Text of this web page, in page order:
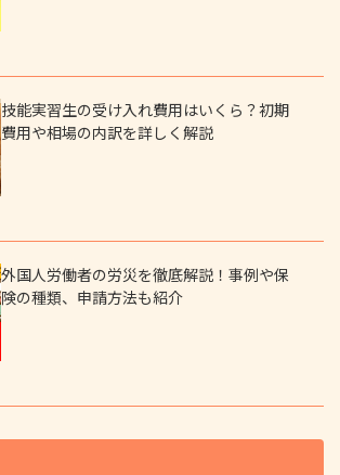
技能実習生の受け入れ費用はいくら？初期
費用や相場の内訳を詳しく解説
外国人労働者の労災を徹底解説！事例や保
険の種類、申請方法も紹介